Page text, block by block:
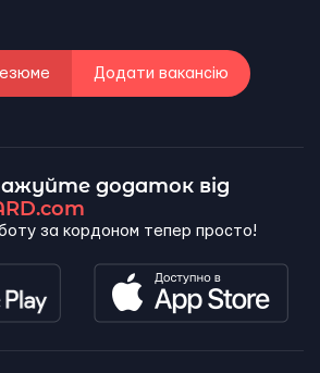
Додати вакансію
додаток від
за кордоном тепер просто!